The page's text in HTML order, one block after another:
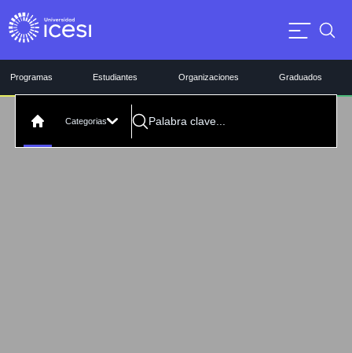
Programas Estudiantes Organizaciones Graduados
Categorias